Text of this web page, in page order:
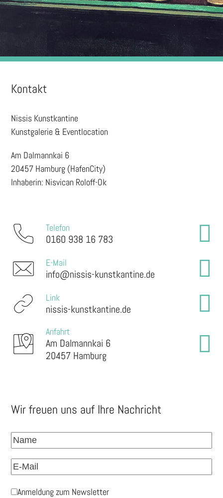
Kontakt
Nissis Kunstkantine
Kunstgalerie & Eventlocation
Am Dalmannkai 6
20457 Hamburg (HafenCity)
Inhaberin: Nisvican Roloff-Ok
Telefon
0160 938 16 783
E-Mail
info@nissis-kunstkantine.de
Link
nissis-kunstkantine.de
Anfahrt
Am Dalmannkai 6
20457 Hamburg
Wir freuen uns auf Ihre Nachricht
Anmeldung zum Newsletter